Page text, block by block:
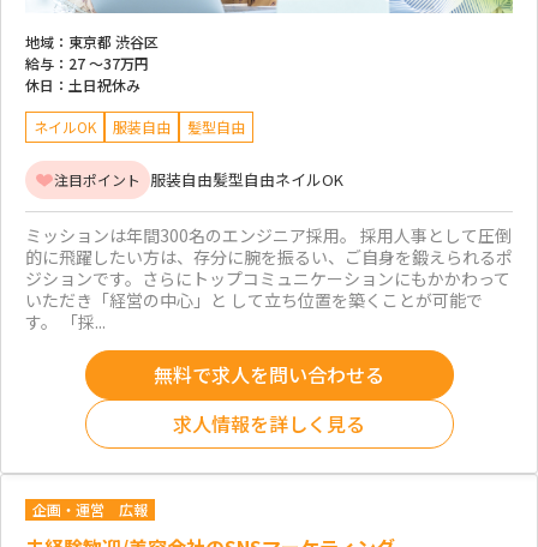
地域： 東京都 渋谷区
給与： 27 ～37万円
休日： 土日祝休み
ネイルOK 服装自由 髪型自由
注目ポイント 服装自由髪型自由ネイルOK
ミッションは年間300名のエンジニア採用。 採用人事として圧倒
的に飛躍したい方は、存分に腕を振るい、ご自身を鍛えられるポ
ジションです。さらにトップコミュニケーションにもかかわって
いただき「経営の中心」と して立ち位置を築くことが可能で
す。 「採...
無料で求人を問い合わせる
求人情報を詳しく見る
企画・運営 広報